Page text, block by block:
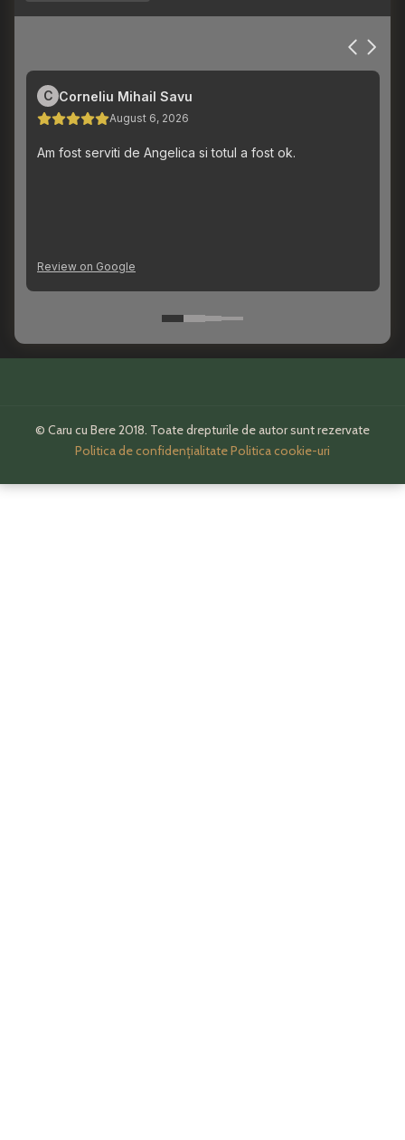
© Caru cu Bere 2018. Toate drepturile de autor sunt rezervate
Politica de confidențialitatePolitica cookie-uri